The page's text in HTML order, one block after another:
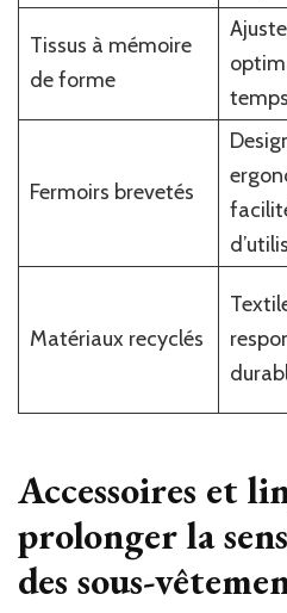
Tissus à mémoire
de forme
temps
Fermoirs brevetés
Matériaux recyclés
Accessoires et
prolonger la
des sous-